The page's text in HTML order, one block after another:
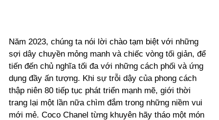
Năm 2023, chúng ta nói lời chào tạm biệt với những
sợi dây chuyền mỏng manh và chiếc vòng tối giản, để
tiến đến chủ nghĩa tối đa với những cách phối và ứng
dụng đầy ấn tượng. Khi sự trỗi dậy của phong cách
thập niên 80 tiếp tục phát triển mạnh mẽ, giới thời
trang lại một lần nữa chìm đắm trong những niềm vui
mới mẻ. Coco Chanel từng khuyên hãy tháo một món